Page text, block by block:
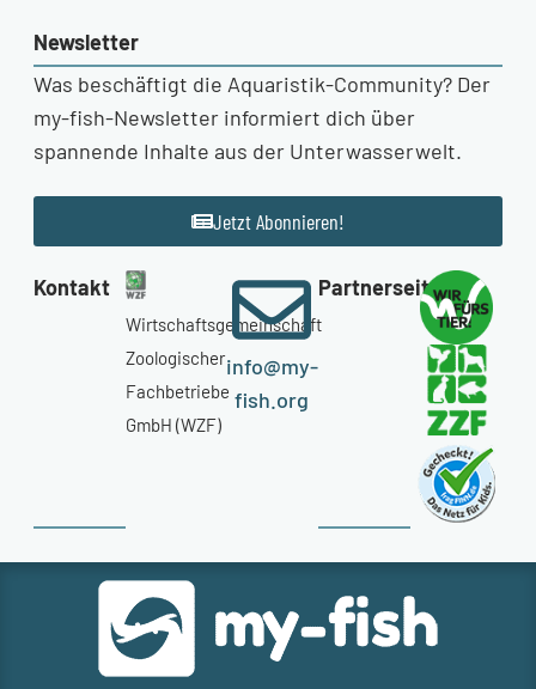
Newsletter
Was beschäftigt die Aquaristik-Community? Der
my-fish-Newsletter informiert dich über
spannende Inhalte aus der Unterwasserwelt.
Jetzt Abonnieren!
Kontakt
Wirtschaftsgemeinschaft
Zoologischer
Fachbetriebe
GmbH (WZF)
info@my-
fish.org
Partnerseiten